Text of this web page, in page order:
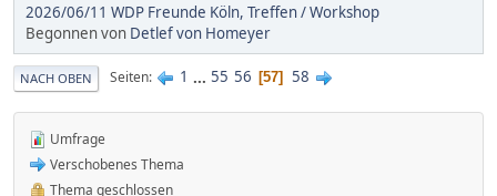
2026/06/11 WDP Freunde Köln, Treffen / Workshop
Begonnen von Detlef von Homeyer
NACH OBEN Seiten 1 ... 55 56 57 58
Umfrage
Verschobenes Thema
Thema geschlossen